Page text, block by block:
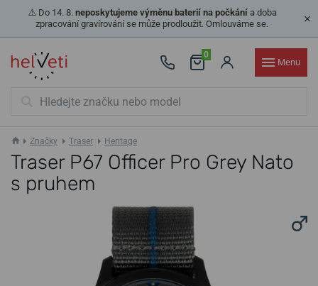
⚠️ Do 14. 8. neposkytujeme výměnu baterií na počkánía doba
zpracování gravírování se může prodloužit. Omlouváme se.
0
Menu
Značky Traser Heritage
Traser P67 Officer Pro Grey Nato
s pruhem